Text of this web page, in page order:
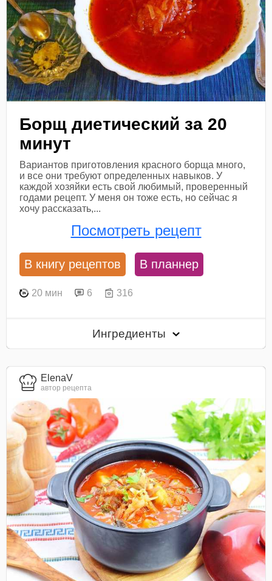
Борщ диетический за 20
минут
Вариантов приготовления красного борща много,
и все они требуют определенных навыков. У
каждой хозяйки есть свой любимый, проверенный
годами рецепт. У меня он тоже есть, но сейчас я
хочу рассказать,...
Посмотреть рецепт
В книгу рецептов В планнер
20 мин 6 316
Ингредиенты
ElenaV
автор рецепта